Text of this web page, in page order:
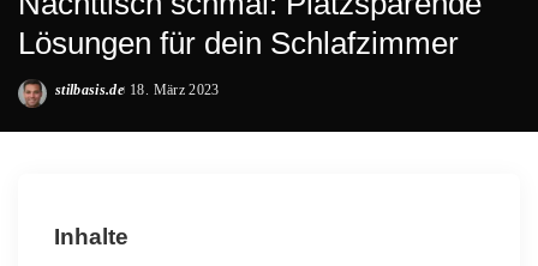
Lösungen für dein Schlafzimmer
Posted
stilbasis.de 18. März 2023
Inhalte